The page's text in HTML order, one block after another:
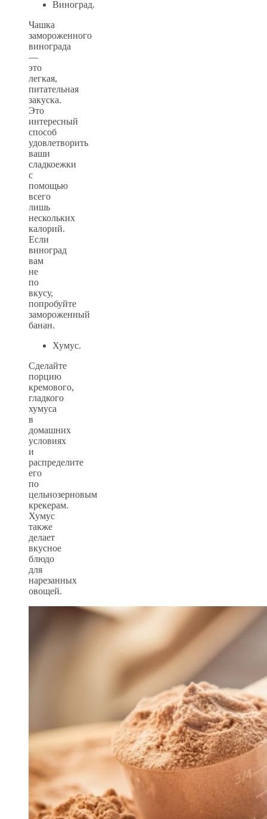
Виноград.
Чашка
замороженного
винограда
—
это
легкая,
питательная
закуска.
Это
интересный
способ
удовлетворить
ваши
сладкоежки
с
помощью
всего
лишь
нескольких
калорий.
Если
виноград
вам
не
по
вкусу,
попробуйте
замороженный
банан.
Хумус.
Сделайте
порцию
кремового,
гладкого
хумуса
в
домашних
условиях
и
распределите
его
по
цельнозерновым
крекерам.
Хумус
также
делает
вкусное
блюдо
для
нарезанных
овощей.